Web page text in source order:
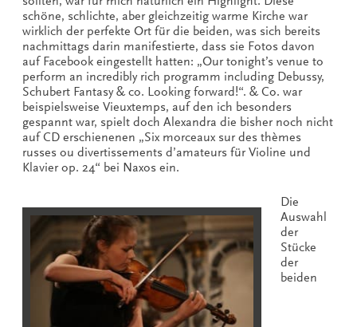
schöne, schlichte, aber gleichzeitig warme Kirche war
wirklich der perfekte Ort für die beiden, was sich bereits
nachmittags darin manifestierte, dass sie Fotos davon
auf Facebook eingestellt hatten: „Our tonight’s venue to
perform an incredibly rich programm including Debussy,
Schubert Fantasy & co. Looking forward!“. & Co. war
beispielsweise Vieuxtemps, auf den ich besonders
gespannt war, spielt doch Alexandra die bisher noch nicht
auf CD erschienenen „Six morceaux sur des thèmes
russes ou divertissements d’amateurs für Violine und
Klavier op. 24“ bei Naxos ein.
Die
Auswahl
der
Stücke
der
beiden